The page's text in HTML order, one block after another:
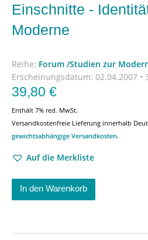
Einschnitte -
Moderne
Reihe: Forum /Studien zur
Erscheinungsdatum: 02.04.2007 •
39,80 €
Enthält 7% red. MwSt.
Versandkostenfreie Lieferung innerhalb
gewichtsabhängige Versandkosten.
Auf die Merkliste
In den Warenkorb